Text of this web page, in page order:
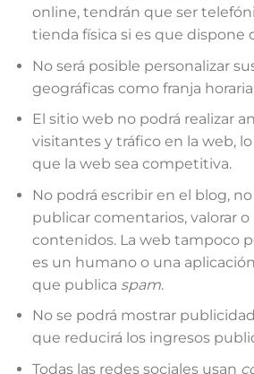
online, tendrán que ser
tienda física si es que dispone
No será posible personalizar
geográficas como franja
El sitio web no podrá realizar
visitantes y tráfico en la web,
que la web sea competitiva.
No podrá escribir en el blog,
publicar comentarios, valorar
contenidos. La web tampoco
es un humano o una
que publica spam.
No se podrá mostrar
que reducirá los ingresos
Todas las redes sociales usan